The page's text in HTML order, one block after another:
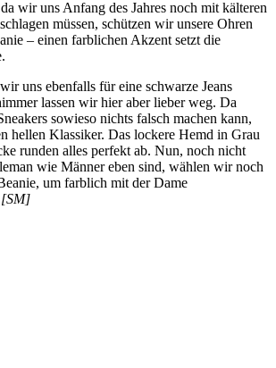
wir uns Anfang des Jahres noch mit kälteren
müssen, schützen wir unsere Ohren
– einen farblichen Akzent setzt die
uns ebenfalls für eine schwarze Jeans
lassen wir hier aber lieber weg. Da
sowieso nichts falsch machen kann,
hellen Klassiker. Das lockere Hemd in Grau
runden alles perfekt ab. Nun, noch nicht
wie Männer eben sind, wählen wir noch
um farblich mit der Dame
[SM]